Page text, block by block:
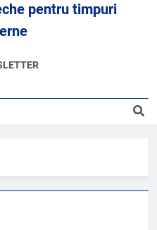
pentru timpuri